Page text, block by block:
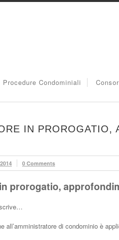
Procedure Condominiali
IN PROROGATIO,
0 Comments
prorogatio,
all’amministratore di condominio è